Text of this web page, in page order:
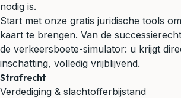
nodig is.
Start met onze gratis juridische tools
kaart te brengen. Van de
de verkeersboete-simulator: u krijgt
inschatting, volledig vrijblijvend.
Strafrecht
Verdediging & slachtofferbijstand